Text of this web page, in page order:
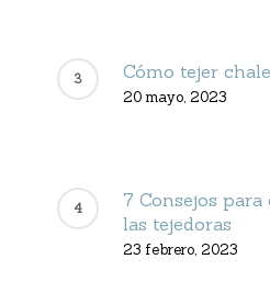
Cómo tejer
20 mayo, 2023
7 Consejos
las tejedoras
23 febrero, 2023